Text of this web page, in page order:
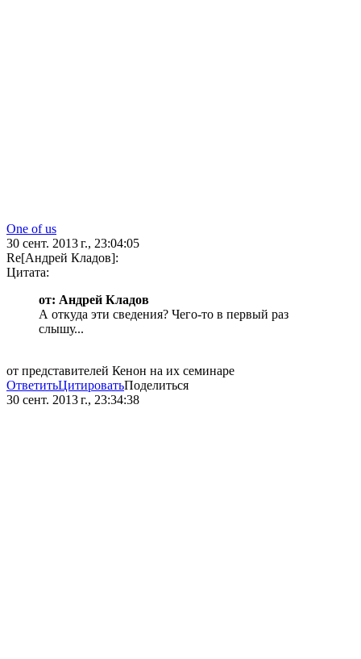
One of us
30 сент. 2013 г., 23:04:05
Re[Андрей Кладов]:
Цитата:
от: Андрей Кладов
А откуда эти сведения? Чего-то в первый раз
слышу...
от представителей Кенон на их семинаре
ОтветитьЦитироватьПоделиться
30 сент. 2013 г., 23:34:38